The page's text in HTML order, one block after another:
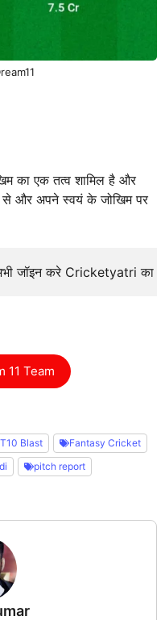
का एक तत्व शामिल है और
से और अपने स्वयं के जोखिम पर
अभी जॉइन करे Cricketyatri
11 Team
Blast
Fantasy Cricket
pitch report